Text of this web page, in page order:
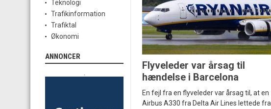
Flyveleder var årsag til
hændelse i Barcelona
En fejl fra en flyveleder var årsag til, at en
Airbus A330 fra Delta Air Lines lettede fra
Teknologi
Trafikinformation
Trafiktal
Økonomi
ANNONCER